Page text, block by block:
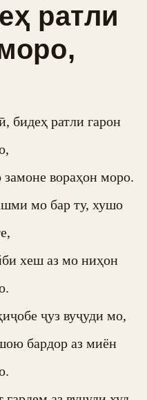
ратли
бидеҳ ратли гарон
вораҳон моро.
мо бар ту, хушо
хеш аз мо ниҳон
ҷуз вуҷуди мо,
бардор аз миён